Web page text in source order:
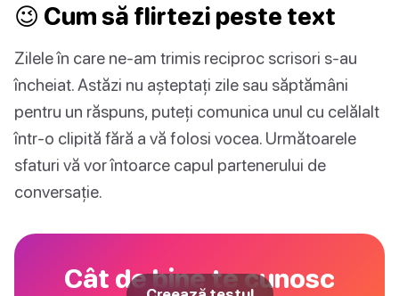
😉 Cum să flirtezi peste text
Zilele în care ne-am trimis reciproc scrisori s-au
încheiat. Astăzi nu așteptați zile sau săptămâni
pentru un răspuns, puteți comunica unul cu celălalt
într-o clipită fără a vă folosi vocea. Următoarele
sfaturi vă vor întoarce capul partenerului de
conversație.
Cât de bine te cunosc